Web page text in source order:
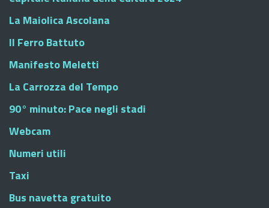
La Maiolica Ascolana
Il Ferro Battuto
Manifesto Meletti
La Carrozza del Tempo
90° minuto: Pace negli stadi
Webcam
Numeri utili
Taxi
Bus navetta gratuito